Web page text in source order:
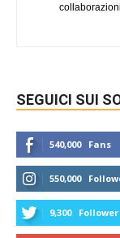
SEGUICI SUI
540,000 Fans
550,000
9,300 Follower